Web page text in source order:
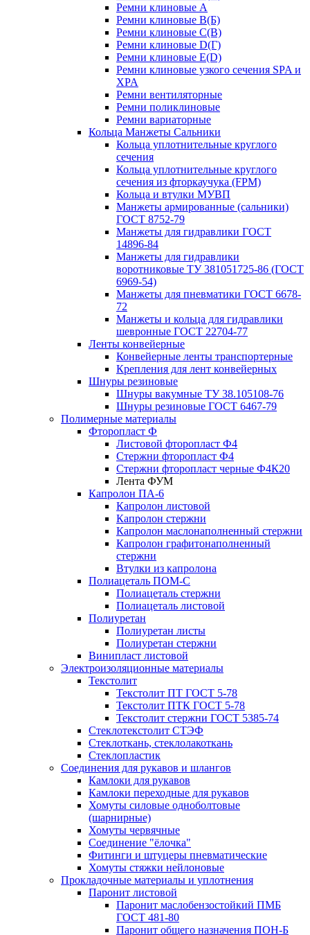
Ремни клиновые A
Ремни клиновые B(Б)
Ремни клиновые C(В)
Ремни клиновые D(Г)
Ремни клиновые Е(D)
Ремни клиновые узкого сечения SPA и
XPA
Ремни вентиляторные
Ремни поликлиновые
Ремни вариаторные
Кольца Манжеты Сальники
Кольца уплотнительные круглого
сечения
Кольца уплотнительные круглого
сечения из фторкаучука (FPM)
Кольца и втулки МУВП
Манжеты армированные (сальники)
ГОСТ 8752-79
Манжеты для гидравлики ГОСТ
14896-84
Манжеты для гидравлики
воротниковые ТУ 381051725-86 (ГОСТ
6969-54)
Манжеты для пневматики ГОСТ 6678-
72
Манжеты и кольца для гидравлики
шевронные ГОСТ 22704-77
Ленты конвейерные
Конвейерные ленты транспортерные
Крепления для лент конвейерных
Шнуры резиновые
Шнуры вакумные ТУ 38.105108-76
Шнуры резиновые ГОСТ 6467-79
Полимерные материалы
Фторопласт Ф
Листовой фторопласт Ф4
Стержни фторопласт Ф4
Стержни фторопласт черные Ф4К20
Лента ФУМ
Капролон ПА-6
Капролон листовой
Капролон стержни
Капролон маслонаполненный стержни
Капролон графитонаполненный
стержни
Втулки из капролона
Полиацеталь ПОМ-С
Полиацеталь стержни
Полиацеталь листовой
Полиуретан
Полиуретан листы
Полиуретан стержни
Винипласт листовой
Электроизоляционные материалы
Текстолит
Текстолит ПТ ГОСТ 5-78
Текстолит ПТК ГОСТ 5-78
Текстолит стержни ГОСТ 5385-74
Стеклотекстолит СТЭФ
Стеклоткань, стеклолакоткань
Стеклопластик
Соединения для рукавов и шлангов
Камлоки для рукавов
Камлоки переходные для рукавов
Хомуты силовые одноболтовые
(шарнирные)
Хомуты червячные
Соединение "ёлочка"
Фитинги и штуцеры пневматические
Хомуты стяжки нейлоновые
Прокладочные материалы и уплотнения
Паронит листовой
Паронит маслобензостойкий ПМБ
ГОСТ 481-80
Паронит общего назначения ПОН-Б